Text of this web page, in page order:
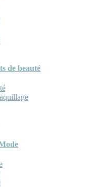
de beauté